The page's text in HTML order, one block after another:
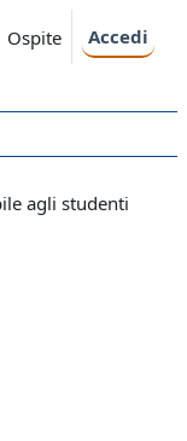
Ospite Accedi
agli studenti